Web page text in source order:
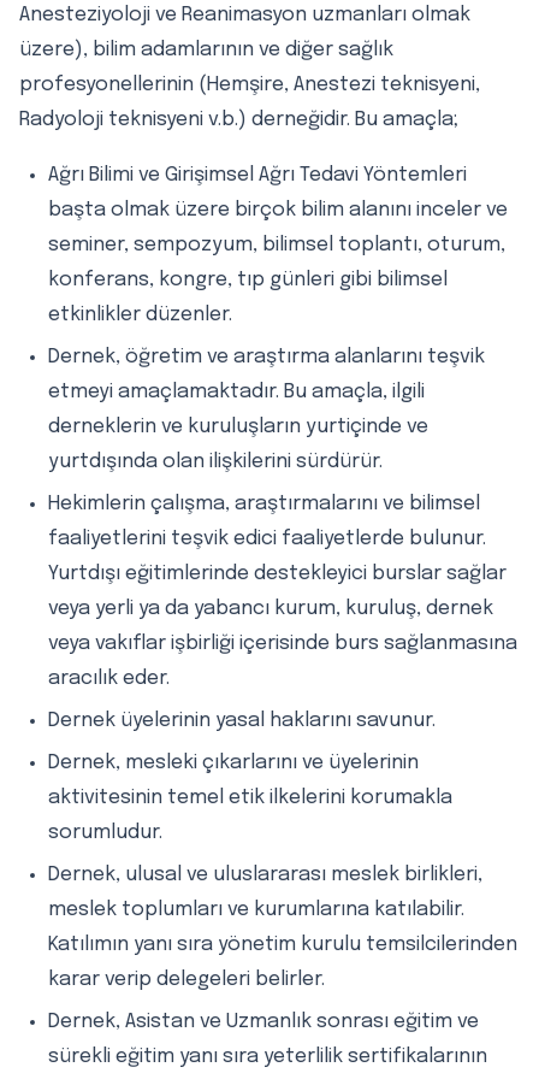
Anesteziyoloji ve Reanimasyon uzmanları olmak
üzere), bilim adamlarının ve diğer sağlık
profesyonellerinin (Hemşire, Anestezi teknisyeni,
Radyoloji teknisyeni v.b.) derneğidir. Bu amaçla;
Ağrı Bilimi ve Girişimsel Ağrı Tedavi Yöntemleri
başta olmak üzere birçok bilim alanını inceler ve
seminer, sempozyum, bilimsel toplantı, oturum,
konferans, kongre, tıp günleri gibi bilimsel
etkinlikler düzenler.
Dernek, öğretim ve araştırma alanlarını teşvik
etmeyi amaçlamaktadır. Bu amaçla, ilgili
derneklerin ve kuruluşların yurtiçinde ve
yurtdışında olan ilişkilerini sürdürür.
Hekimlerin çalışma, araştırmalarını ve bilimsel
faaliyetlerini teşvik edici faaliyetlerde bulunur.
Yurtdışı eğitimlerinde destekleyici burslar sağlar
veya yerli ya da yabancı kurum, kuruluş, dernek
veya vakıflar işbirliği içerisinde burs sağlanmasına
aracılık eder.
Dernek üyelerinin yasal haklarını savunur.
Dernek, mesleki çıkarlarını ve üyelerinin
aktivitesinin temel etik ilkelerini korumakla
sorumludur.
Dernek, ulusal ve uluslararası meslek birlikleri,
meslek toplumları ve kurumlarına katılabilir.
Katılımın yanı sıra yönetim kurulu temsilcilerinden
karar verip delegeleri belirler.
Dernek, Asistan ve Uzmanlık sonrası eğitim ve
sürekli eğitim yanı sıra yeterlilik sertifikalarının